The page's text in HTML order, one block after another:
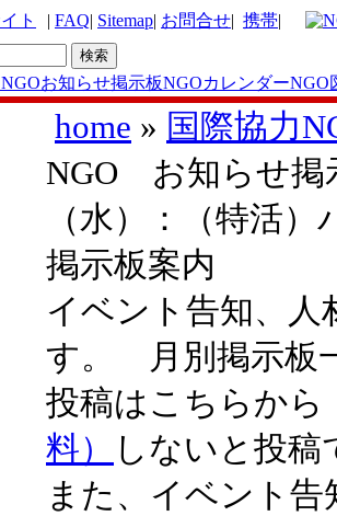
| FAQ| Sitemap| お問合せ| 携帯|
NGOお知らせ掲示板NGOカレンダーNGO
home » 国際協力
NGO お知らせ掲
（水）：（特活
掲示板案内
イベント告知、人
す。 月別掲示
投稿はこちらか
料）
しないと投
また、イベント